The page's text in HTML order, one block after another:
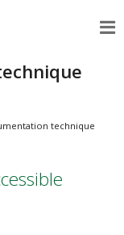
technique